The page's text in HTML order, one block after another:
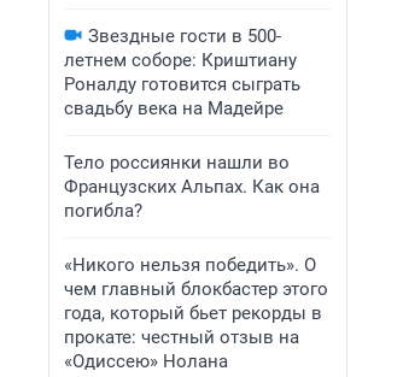
Звездные гости в 500-
летнем соборе: Криштиану
Роналду готовится сыграть
свадьбу века на Мадейре
Тело россиянки нашли во
Французских Альпах. Как она
погибла?
«Никого нельзя победить». О
чем главный блокбастер этого
года, который бьет рекорды в
прокате: честный отзыв на
«Одиссею» Нолана